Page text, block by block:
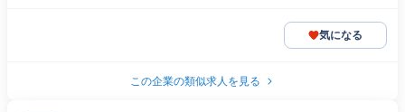
気になる
この企業の類似求人を見る